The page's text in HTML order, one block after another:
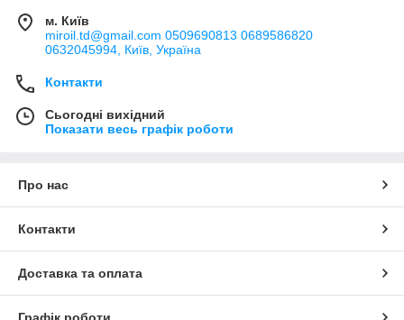
м. Київ
miroil.td@gmail.com 0509690813 0689586820
0632045994, Київ, Україна
Контакти
Сьогодні вихідний
Показати весь графік роботи
Про нас
Контакти
Доставка та оплата